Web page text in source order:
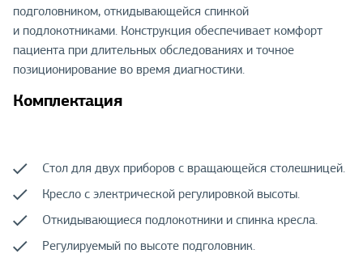
подголовником, откидывающейся спинкой
и подлокотниками. Конструкция обеспечивает комфорт
пациента при длительных обследованиях и точное
позиционирование во время диагностики.
Комплектация
Стол для двух приборов с вращающейся столешницей.
Кресло с электрической регулировкой высоты.
Откидывающиеся подлокотники и спинка кресла.
Регулируемый по высоте подголовник.